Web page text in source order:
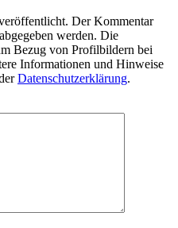
Der Kommentar
werden. Die
Bezug von Profilbildern bei
Informationen und Hinweise
Datenschutzerklärung.